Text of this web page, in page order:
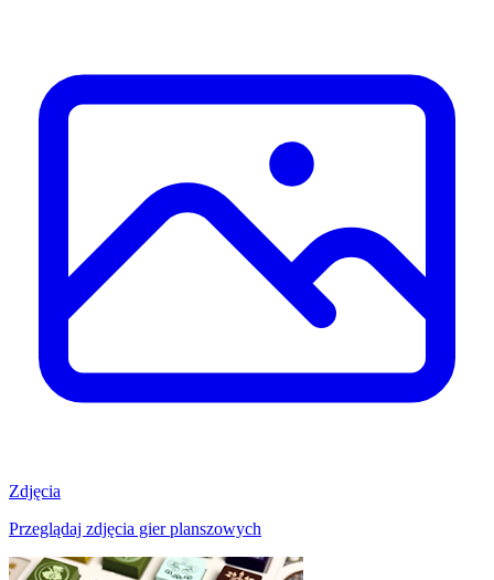
Zdjęcia
Przeglądaj zdjęcia gier planszowych